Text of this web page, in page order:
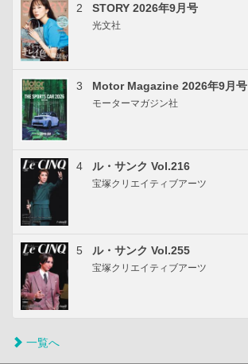
2 STORY 2026年9月号
光文社
3 Motor Magazine 2026年9月号
モーターマガジン社
4 ル・サンク Vol.216
宝塚クリエイティブアーツ
5 ル・サンク Vol.255
宝塚クリエイティブアーツ
一覧へ